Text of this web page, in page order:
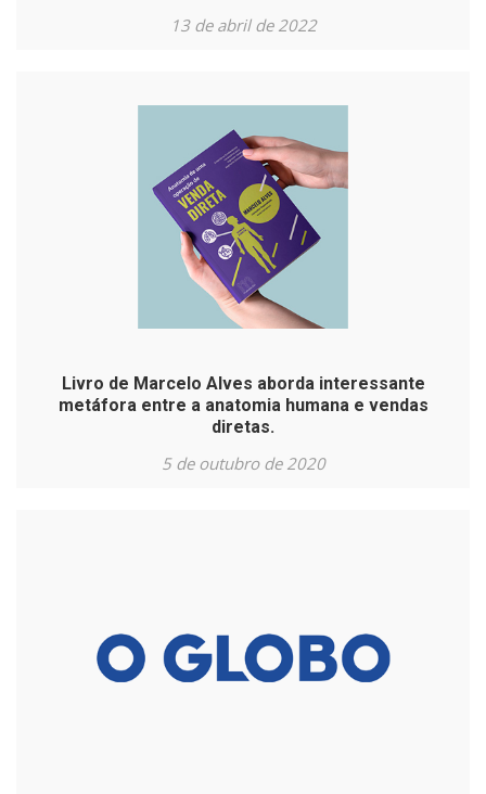
13 de abril de 2022
Livro de Marcelo Alves aborda interessante
metáfora entre a anatomia humana e vendas
diretas.
5 de outubro de 2020